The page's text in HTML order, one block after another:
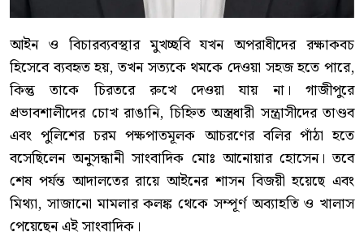
আইন ও বিচারব্যবস্থার মুখচ্ছবি যখন অপরাধীদের রক্ষাকবচ
হিসেবে ব্যবহৃত হয়, তখন সত্যকে থমকে দেওয়া সহজ হতে পারে,
কিন্তু তাকে চিরতরে রুখে দেওয়া যায় না। গাজীপুরে
প্রভাবশালীদের চোখ রাঙানি, চিহ্নিত অস্ত্রধারী সন্ত্রাসীদের তাণ্ডব
এবং পুলিশের চরম পক্ষপাতমূলক আচরণের বলির পাঁঠা হতে
বসেছিলেন অনুসন্ধানী সাংবাদিক মোঃ আনোয়ার হোসেন। তবে
শেষ পর্যন্ত আদালতের রায়ে আইনের শাসন বিজয়ী হয়েছে এবং
মিথ্যা, সাজানো মামলার কলঙ্ক থেকে সম্পূর্ণ অব্যাহতি ও খালাস
পেয়েছেন এই সাংবাদিক।